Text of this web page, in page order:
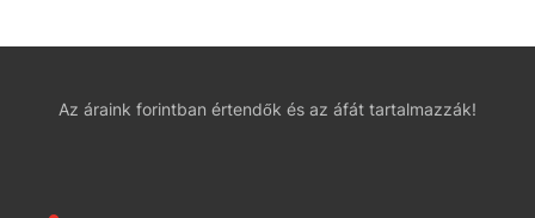
Az áraink forintban értendők és az áfát tartalmazzák!